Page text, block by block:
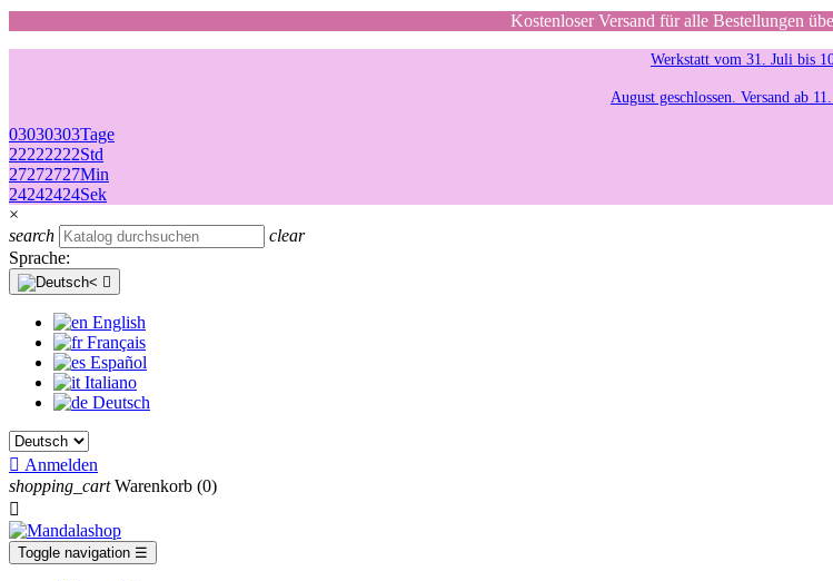
Kostenloser Versand für alle Bestellungen
Werkstatt vom 31. Juli bis
August geschlossen. Versand ab
03030303Tage
22222222Std
27272727Min
24242424Sek
×
search
clear
Sprache:

English
Français
Español
Italiano
Deutsch
 Anmelden
shopping_cart Warenkorb (0)

Toggle navigation ☰